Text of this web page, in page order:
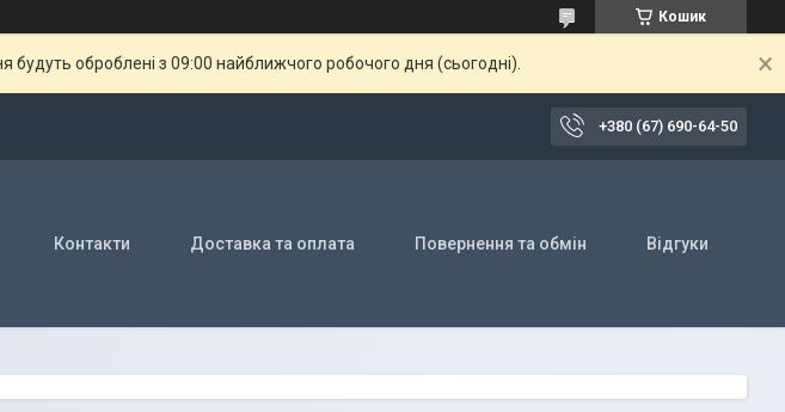
Кошик
оброблені з 09:00 найближчого робочого дня (сьогодні).
+380 (67) 690-64-50
Контакти Доставка та оплата Повернення та обмін Відгуки